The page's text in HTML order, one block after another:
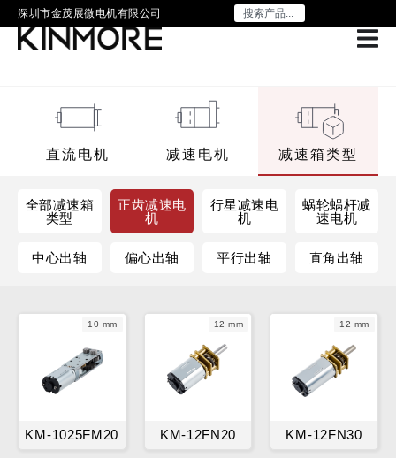
深圳市金茂展微电机有限公司
直流电机 减速电机 减速箱类型
全部减速箱
类型
正齿减速电
机
行星减速电
机
蜗轮蜗杆减
速电机
中心出轴 偏心出轴 平行出轴 直角出轴
10 mm
KM-1025FM20
12 mm
KM-12FN20
12 mm
KM-12FN30